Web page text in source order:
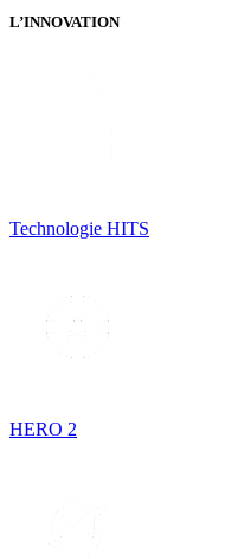
L’INNOVATION
Technologie HITS
HERO 2